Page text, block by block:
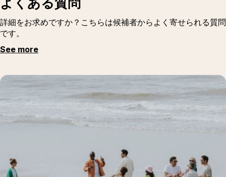
よくある質問
詳細をお求めですか？こちらは候補者からよく寄せられる質問
です。
See more